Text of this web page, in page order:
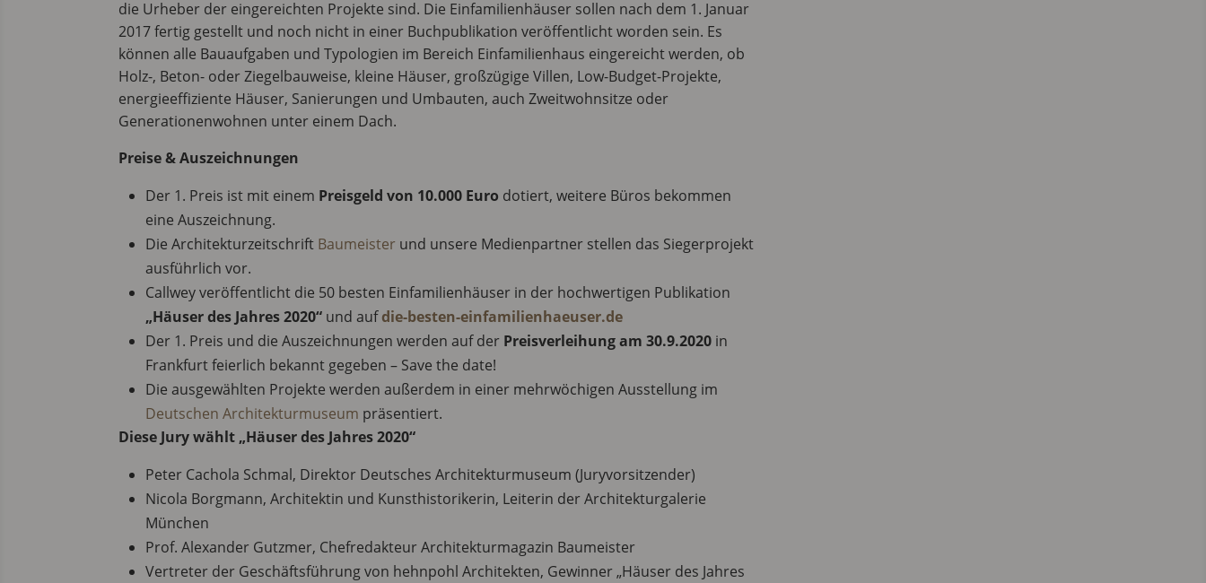
die Urheber der eingereichten Projekte sind. Die Einfamilienhäuser sollen nach dem 1. Januar
2017 fertig gestellt und noch nicht in einer Buchpublikation veröffentlicht worden sein. Es
können alle Bauaufgaben und Typologien im Bereich Einfamilienhaus eingereicht werden, ob
Holz-, Beton- oder Ziegelbauweise, kleine Häuser, großzügige Villen, Low-Budget-Projekte,
energieeffiziente Häuser, Sanierungen und Umbauten, auch Zweitwohnsitze oder
Generationenwohnen unter einem Dach.
Preise & Auszeichnungen
Der 1. Preis ist mit einem Preisgeld von 10.000 Euro dotiert, weitere Büros bekommen
eine Auszeichnung.
Die Architekturzeitschrift Baumeister und unsere Medienpartner stellen das Siegerprojekt
ausführlich vor.
Callwey veröffentlicht die 50 besten Einfamilienhäuser in der hochwertigen Publikation
„Häuser des Jahres 2020“ und aufdie-besten-einfamilienhaeuser.de
Der 1. Preis und die Auszeichnungen werden auf der Preisverleihung am 30.9.2020 in
Frankfurt feierlich bekannt gegeben – Save the date!
Die ausgewählten Projekte werden außerdem in einer mehrwöchigen Ausstellung im
Deutschen Architekturmuseum präsentiert.
Diese Jury wählt „Häuser des Jahres 2020“
Peter Cachola Schmal, Direktor Deutsches Architekturmuseum (Juryvorsitzender)
Nicola Borgmann, Architektin und Kunsthistorikerin, Leiterin der Architekturgalerie
München
Prof. Alexander Gutzmer, Chefredakteur Architekturmagazin Baumeister
Vertreter der Geschäftsführung von hehnpohl Architekten, Gewinner „Häuser des Jahres